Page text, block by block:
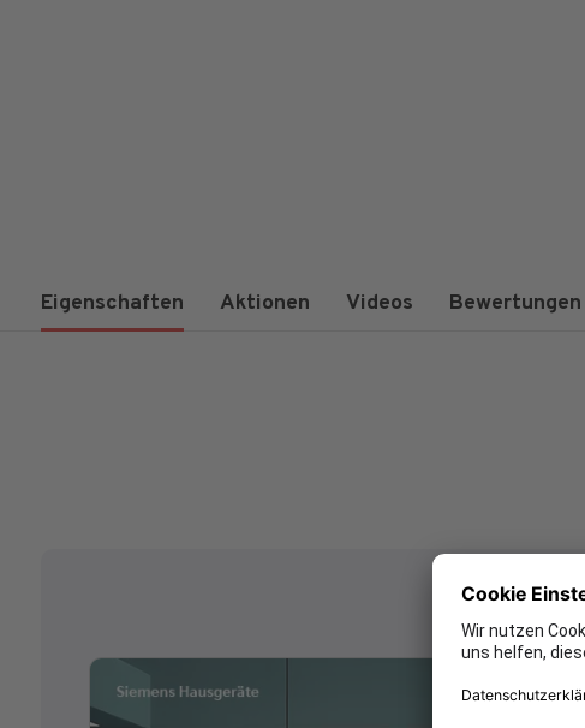
Eigenschaften Aktionen Videos Bewertungen